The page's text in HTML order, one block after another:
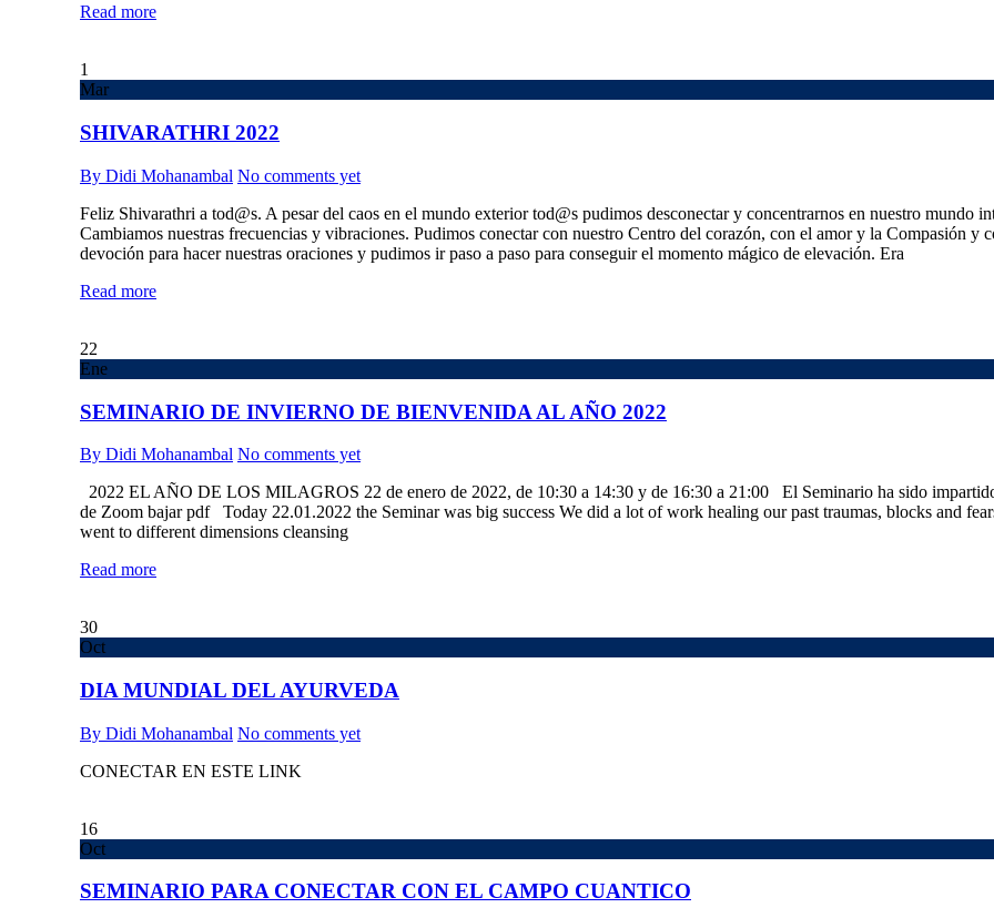
Read more
1
Mar
SHIVARATHRI 2022
By Didi Mohanambal No comments yet
Feliz Shivarathri a tod@s. A pesar del caos en el mundo exterior tod@s pudimos desconectar y concentrarnos en nuestro mundo
Cambiamos nuestras frecuencias y vibraciones. Pudimos conectar con nuestro Centro del corazón, con el amor y la Compasión y
devoción para hacer nuestras oraciones y pudimos ir paso a paso para conseguir el momento mágico de elevación. Era
Read more
22
Ene
SEMINARIO DE INVIERNO DE BIENVENIDA AL AÑO 2022
By Didi Mohanambal No comments yet
2022 EL AÑO DE LOS MILAGROS 22 de enero de 2022, de 10:30 a 14:30 y de 16:30 a 21:00 El Seminario ha sido
de Zoom bajar pdf Today 22.01.2022 the Seminar was big success We did a lot of work healing our past traumas, blocks and
went to different dimensions cleansing
Read more
30
Oct
DIA MUNDIAL DEL AYURVEDA
By Didi Mohanambal No comments yet
CONECTAR EN ESTE LINK
16
Oct
SEMINARIO PARA CONECTAR CON EL CAMPO CUANTICO